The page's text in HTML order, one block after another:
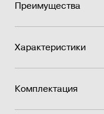
Преимущества
Характеристики
Комплектация